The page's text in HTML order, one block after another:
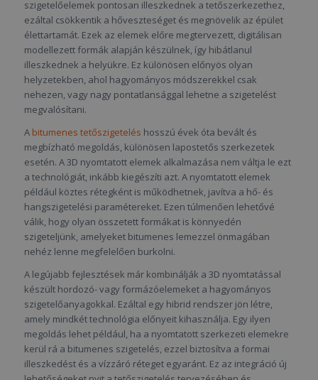
szigetelőelemek pontosan illeszkednek a tetőszerkezethez,
ezáltal csökkentik a hőveszteséget és megnövelik az épület
élettartamát. Ezek az elemek előre megtervezett, digitálisan
modellezett formák alapján készülnek, így hibátlanul
illeszkednek a helyükre. Ez különösen előnyös olyan
helyzetekben, ahol hagyományos módszerekkel csak
nehezen, vagy nagy pontatlansággal lehetne a szigetelést
megvalósítani.
A bitumenes tetőszigetelés hosszú évek óta bevált és
megbízható megoldás, különösen lapostetős szerkezetek
esetén. A 3D nyomtatott elemek alkalmazása nem váltja le ezt
a technológiát, inkább kiegészíti azt. A nyomtatott elemek
például köztes rétegként is működhetnek, javítva a hő- és
hangszigetelési paramétereket. Ezen túlmenően lehetővé
válik, hogy olyan összetett formákat is könnyedén
szigeteljünk, amelyeket bitumenes lemezzel önmagában
nehéz lenne megfelelően burkolni.
A legújabb fejlesztések már kombinálják a 3D nyomtatással
készült hordozó- vagy formázóelemeket a hagyományos
szigetelőanyagokkal. Ezáltal egy hibrid rendszer jön létre,
amely mindkét technológia előnyeit kihasználja. Egy ilyen
megoldás lehet például, ha a nyomtatott szerkezeti elemekre
kerül rá a bitumenes szigetelés, ezzel biztosítva a formai
illeszkedést és a vízzáró réteget egyaránt. Ez az integráció új